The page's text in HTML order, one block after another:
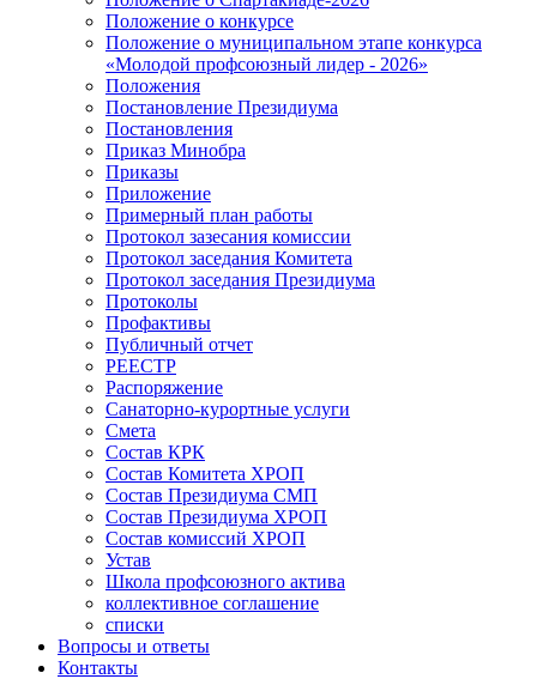
Положение о конкурсе
Положение о муниципальном этапе конкурса
«Молодой профсоюзный лидер - 2026»
Положения
Постановление Президиума
Постановления
Приказ Минобра
Приказы
Приложение
Примерный план работы
Протокол зазесания комиссии
Протокол заседания Комитета
Протокол заседания Президиума
Протоколы
Профактивы
Публичный отчет
РЕЕСТР
Распоряжение
Санаторно-курортные услуги
Смета
Состав КРК
Состав Комитета ХРОП
Состав Президиума СМП
Состав Президиума ХРОП
Состав комиссий ХРОП
Устав
Школа профсоюзного актива
коллективное соглашение
списки
Вопросы и ответы
Контакты